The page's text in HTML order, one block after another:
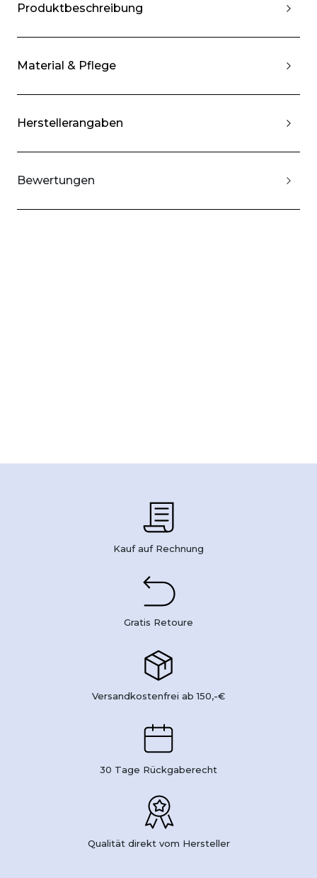
Produktbeschreibung
Material & Pflege
Herstellerangaben
Bewertungen
Kauf auf Rechnung
Gratis Retoure
Versandkostenfrei ab 150,-€
30 Tage Rückgaberecht
Qualität direkt vom Hersteller